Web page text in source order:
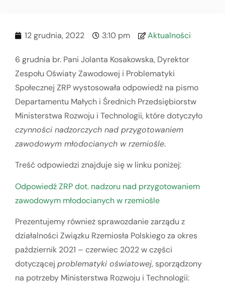
12 grudnia, 2022 3:10 pm Aktualności
6 grudnia br. Pani Jolanta Kosakowska, Dyrektor
Zespołu Oświaty Zawodowej i Problematyki
Społecznej ZRP wystosowała odpowiedź na pismo
Departamentu Małych i Średnich Przedsiębiorstw
Ministerstwa Rozwoju i Technologii, które dotyczyło
czynności nadzorczych nad przygotowaniem
zawodowym młodocianych w rzemiośle.
Treść odpowiedzi znajduje się w linku poniżej:
Odpowiedź ZRP dot. nadzoru nad przygotowaniem
zawodowym młodocianych w rzemiośle
Prezentujemy również sprawozdanie zarządu z
działalności Związku Rzemiosła Polskiego za okres
październik 2021 – czerwiec 2022 w części
dotyczącej problematyki oświatowej, sporządzony
na potrzeby Ministerstwa Rozwoju i Technologii: